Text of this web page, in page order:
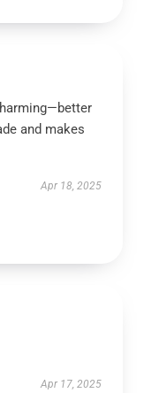
and makes
Apr 18, 2025
Apr 17, 2025